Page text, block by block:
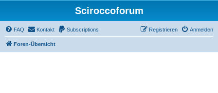
Sciroccoforum
FAQ Kontakt Subscriptions Anmelden
Registrieren
Foren-Übersicht